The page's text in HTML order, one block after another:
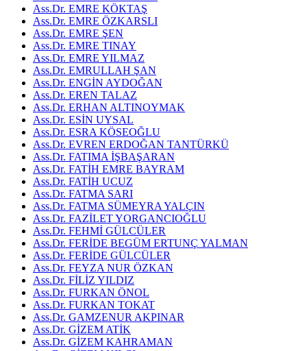
Ass.Dr. EMRE KÖKTAŞ
Ass.Dr. EMRE ÖZKARSLI
Ass.Dr. EMRE ŞEN
Ass.Dr. EMRE TINAY
Ass.Dr. EMRE YILMAZ
Ass.Dr. EMRULLAH ŞAN
Ass.Dr. ENGİN AYDOĞAN
Ass.Dr. EREN TALAZ
Ass.Dr. ERHAN ALTINOYMAK
Ass.Dr. ESİN UYSAL
Ass.Dr. ESRA KÖSEOĞLU
Ass.Dr. EVREN ERDOĞAN TANTÜRKÜ
Ass.Dr. FATIMA İŞBAŞARAN
Ass.Dr. FATİH EMRE BAYRAM
Ass.Dr. FATİH UCUZ
Ass.Dr. FATMA SARI
Ass.Dr. FATMA SÜMEYRA YALÇIN
Ass.Dr. FAZİLET YORGANCIOĞLU
Ass.Dr. FEHMİ GÜLCÜLER
Ass.Dr. FERİDE BEGÜM ERTUNÇ YALMAN
Ass.Dr. FERİDE GÜLCÜLER
Ass.Dr. FEYZA NUR ÖZKAN
Ass.Dr. FİLİZ YILDIZ
Ass.Dr. FURKAN ÖNOL
Ass.Dr. FURKAN TOKAT
Ass.Dr. GAMZENUR AKPINAR
Ass.Dr. GİZEM ATİK
Ass.Dr. GİZEM KAHRAMAN